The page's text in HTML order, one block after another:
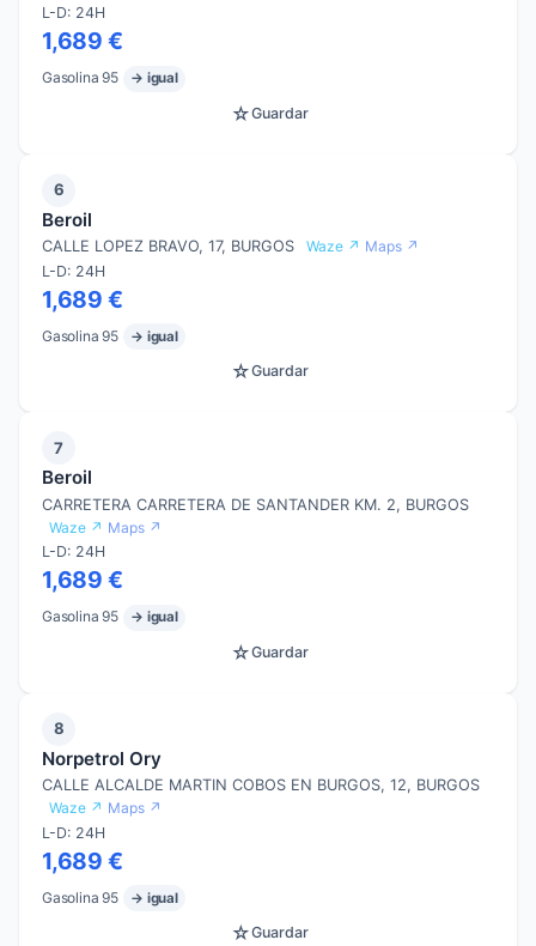
L-D: 24H
1,689 €
Gasolina 95 → igual
☆Guardar
6
Beroil
CALLE LOPEZ BRAVO, 17, BURGOS Waze ↗ Maps ↗
L-D: 24H
1,689 €
Gasolina 95 → igual
☆Guardar
7
Beroil
CARRETERA CARRETERA DE SANTANDER KM. 2, BURGOS
Waze ↗ Maps ↗
L-D: 24H
1,689 €
Gasolina 95 → igual
☆Guardar
8
Norpetrol Ory
CALLE ALCALDE MARTIN COBOS EN BURGOS, 12, BURGOS
Waze ↗ Maps ↗
L-D: 24H
1,689 €
Gasolina 95 → igual
☆Guardar